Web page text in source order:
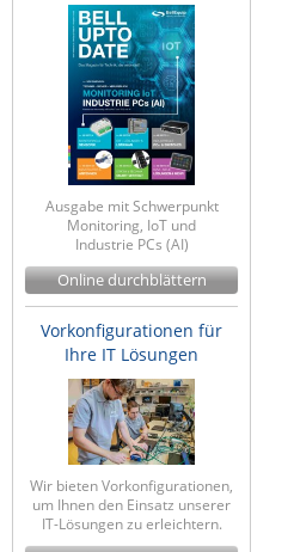
Ausgabe mit Schwerpunkt
Monitoring, IoT und
Industrie PCs (AI)
Online durchblättern
Vorkonfigurationen für
Ihre IT Lösungen
Wir bieten Vorkonfigurationen,
um Ihnen den Einsatz unserer
IT-Lösungen zu erleichtern.